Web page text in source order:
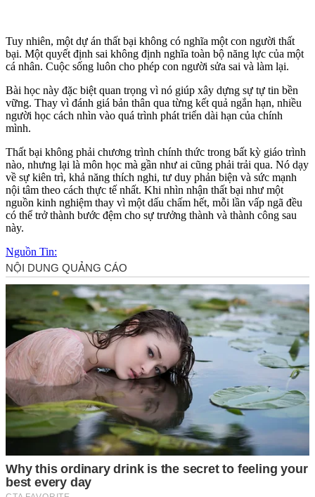
Tuy nhiên, một dự án thất bại không có nghĩa một con người thất
bại. Một quyết định sai không định nghĩa toàn bộ năng lực của một
cá nhân. Cuộc sống luôn cho phép con người sửa sai và làm lại.
Bài học này đặc biệt quan trọng vì nó giúp xây dựng sự tự tin bền
vững. Thay vì đánh giá bản thân qua từng kết quả ngắn hạn, nhiều
người học cách nhìn vào quá trình phát triển dài hạn của chính
mình.
Thất bại không phải chương trình chính thức trong bất kỳ giáo trình
nào, nhưng lại là môn học mà gần như ai cũng phải trải qua. Nó dạy
về sự kiên trì, khả năng thích nghi, tư duy phản biện và sức mạnh
nội tâm theo cách thực tế nhất. Khi nhìn nhận thất bại như một
nguồn kinh nghiệm thay vì một dấu chấm hết, mỗi lần vấp ngã đều
có thể trở thành bước đệm cho sự trưởng thành và thành công sau
này.
Nguồn Tin: